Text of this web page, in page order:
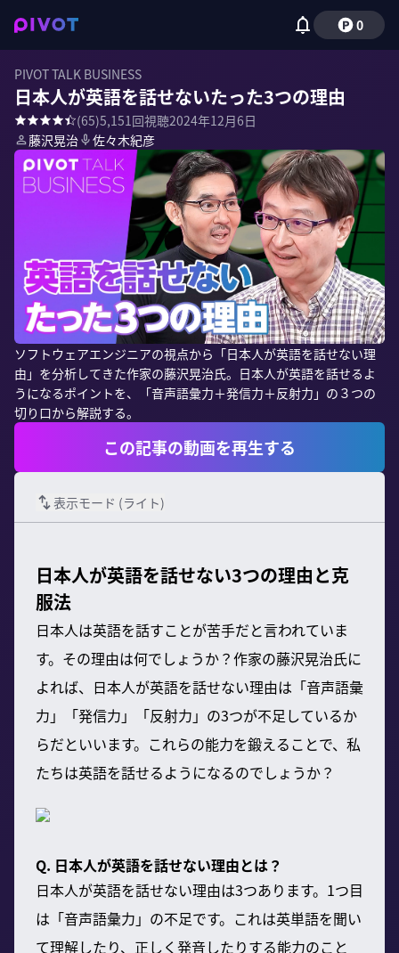
0
PIVOT TALK BUSINESS
日本人が英語を話せないたった3つの理由
(65)5,151回視聴2024年12月6日
藤沢晃治
佐々木紀彦
ソフトウェアエンジニアの視点から「日本人が英語を話せない理
由」を分析してきた作家の藤沢晃治氏。日本人が英語を話せるよ
うになるポイントを、「音声語彙力＋発信力＋反射力」の３つの
切り口から解説する。
この記事の動画を再生する
表示モード (ライト)
日本人が英語を話せない3つの理由と克
服法
日本人は英語を話すことが苦手だと言われていま
す。その理由は何でしょうか？作家の藤沢晃治氏に
よれば、日本人が英語を話せない理由は「音声語彙
力」「発信力」「反射力」の3つが不足しているか
らだといいます。これらの能力を鍛えることで、私
たちは英語を話せるようになるのでしょうか？
Q. 日本人が英語を話せない理由とは？
日本人が英語を話せない理由は3つあります。1つ目
は「音声語彙力」の不足です。これは英単語を聞い
て理解したり、正しく発音したりする能力のこと